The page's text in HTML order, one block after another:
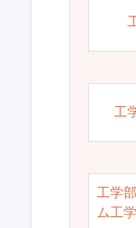
工
工学
ム工